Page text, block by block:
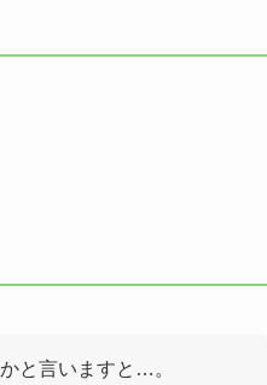
と言いますと…。